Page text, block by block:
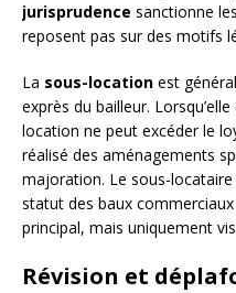
jurisprudence sanctionne
reposent pas sur des motifs
La sous-location est
exprès du bailleur.
location ne peut excéder le
réalisé des aménagements
majoration. Le sous-
statut des baux
principal, mais uniquement
Révision et